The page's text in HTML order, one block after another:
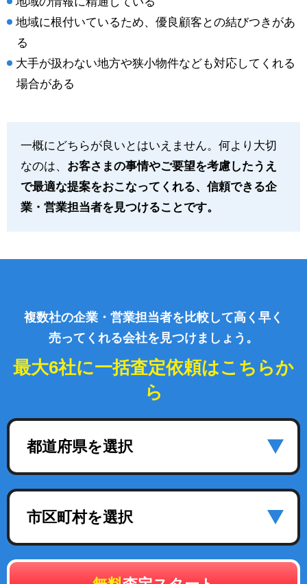
地域に根付いているため、優良顧客との結びつきがあ
る
大手が扱わない地方や狭小物件なども対応してくれる
場合がある
一概にどちらが良いとはいえません。何より大切
なのは、 お客さまの事情やご要望を考慮したうえ
で最適な提案をおこなってくれる、信頼できる企
業・営業担当者を見つけることです。
複数社の企業・営業担当者を比較して高く早く
売ってくれる会社を見つけましょう。
最大6社に一括査定依頼はこちらか
ら
都道府県を選択
市区町村を選択